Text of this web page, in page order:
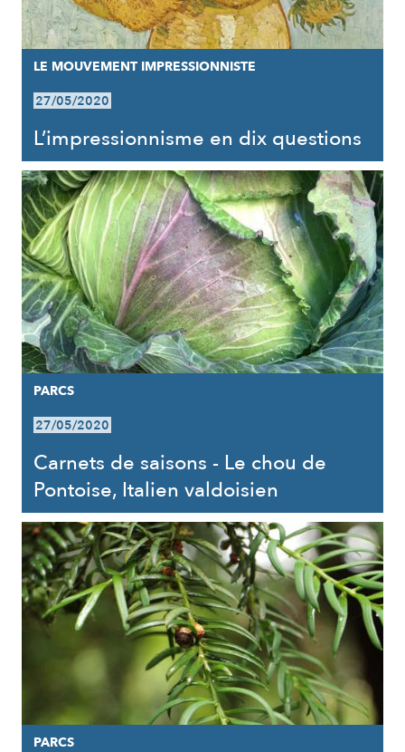
LE MOUVEMENT IMPRESSIONNISTE
27/05/2020
L’impressionnisme en dix questions
PARCS
27/05/2020
Carnets de saisons - Le chou de
Pontoise, Italien valdoisien
PARCS